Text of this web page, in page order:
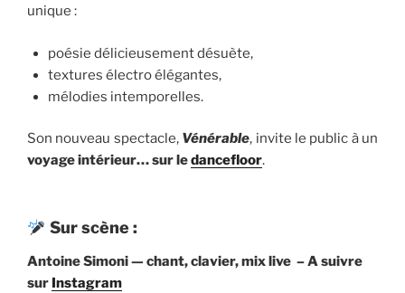
unique :
poésie délicieusement désuète,
textures électro élégantes,
mélodies intemporelles.
Son nouveau spectacle, Vénérable, invite le public à un
voyage intérieur… sur ledancefloor.
Sur scène :
Antoine Simoni — chant, clavier, mix live – A suivre
sur Instagram